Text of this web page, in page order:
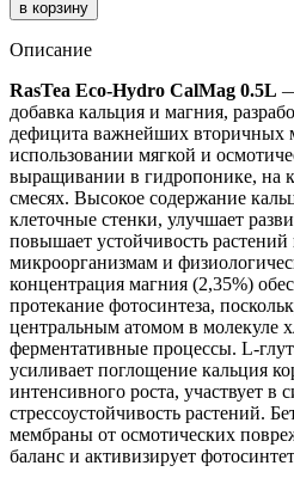
Описание
RasTea Eco-Hydro CalMag 0.5L
добавка кальция и магния,
дефицита важнейших вторичных
использовании мягкой и
выращивании в гидропонике, на
смесях. Высокое содержание
клеточные стенки, улучшает
повышает устойчивость
микроорганизмам и
концентрация магния (2,35%)
протекание фотосинтеза,
центральным атомом в молекуле
ферментативные процессы. L-
усиливает поглощение кальция
интенсивного роста, участвует в
стрессоустойчивость растений.
мембраны от осмотических
баланс и активизирует